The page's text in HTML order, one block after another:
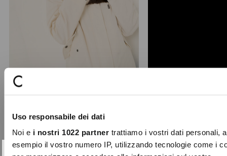
Uso responsabile dei dati
Noi e i nostri 1022 partnertrattiamo i vostri dati personali,
esempio il vostro numero IP, utilizzando tecnologie come i
+ 1
Giubbino Goan tessuto tecnico
Il giubbino Goan è un capospalla
dinamico e funzionale, perfetto per il